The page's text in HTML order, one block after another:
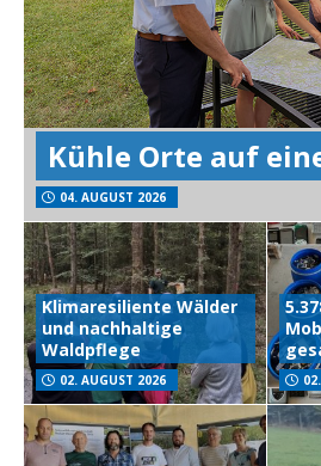
Kühle Orte auf
04. AUGUST 2026
Klimaresiliente Wälder
und nachhaltige
Waldpflege
02. AUGUST 2026